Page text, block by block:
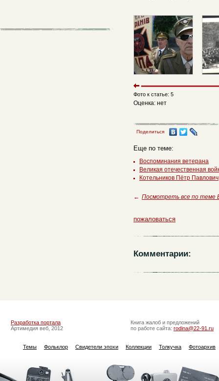
Фото к статье: 5
Оценка: нет
Поделиться
Еще по теме:
Воспоминания ветерана
Великая отечественная
Котельников Пётр Павлович
← Посмотреть все по теме
пожаловаться
Комментарии:
Разработка портала
Артимедия веб, 2012
Книга жалоб и предложений
по работе сайта: rodina@22-91.ru
Темы Фольклор Свидетели эпохи Коллекции Толкучка Фотоархив